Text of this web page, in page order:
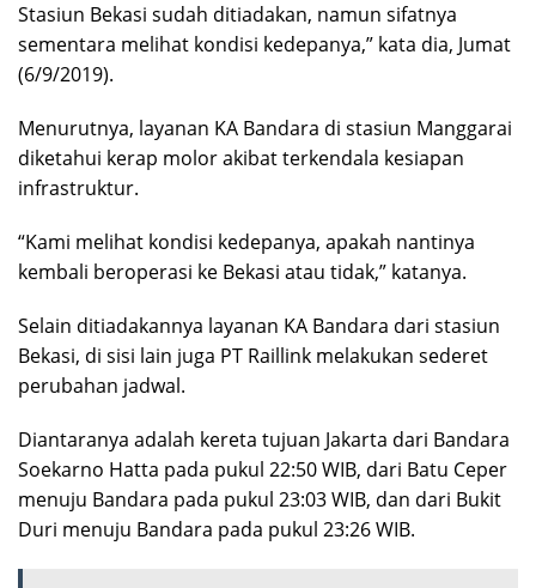
Stasiun Bekasi sudah ditiadakan, namun sifatnya
sementara melihat kondisi kedepanya,” kata dia, Jumat
(6/9/2019).
Menurutnya, layanan KA Bandara di stasiun Manggarai
diketahui kerap molor akibat terkendala kesiapan
infrastruktur.
“Kami melihat kondisi kedepanya, apakah nantinya
kembali beroperasi ke Bekasi atau tidak,” katanya.
Selain ditiadakannya layanan KA Bandara dari stasiun
Bekasi, di sisi lain juga PT Raillink melakukan sederet
perubahan jadwal.
Diantaranya adalah kereta tujuan Jakarta dari Bandara
Soekarno Hatta pada pukul 22:50 WIB, dari Batu Ceper
menuju Bandara pada pukul 23:03 WIB, dan dari Bukit
Duri menuju Bandara pada pukul 23:26 WIB.